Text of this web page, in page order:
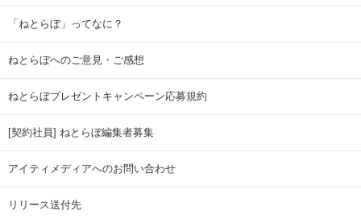
「ねとらぼ」ってなに？
ねとらぼへのご意見・ご感想
ねとらぼプレゼントキャンペーン応募規約
[契約社員] ねとらぼ編集者募集
アイティメディアへのお問い合わせ
リリース送付先